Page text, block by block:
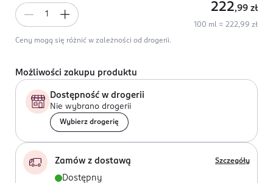
222,99 zł
100 ml = 222,99 zł
Ceny mogą się różnić w zależności od drogerii.
Możliwości zakupu produktu
Dostępność w drogerii
Nie wybrano drogerii
Wybierz drogerię
Zamów z dostawą Szczegóły
Dostępny